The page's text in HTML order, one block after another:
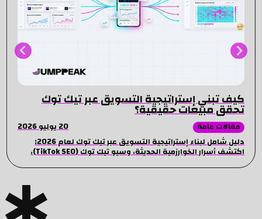
كيف تبني إستراتيجية التسويق عبر تيك توك
تحقق مبيعات حقيقية؟
مقالات عامة
20 يوليو 2026
دليل شامل لبناء إستراتيجية التسويق عبر تيك توك لعام 2026:
اكتشف أسرار الخوارزمية الحديثة، وسيو تيك توك (TikTok SEO)،